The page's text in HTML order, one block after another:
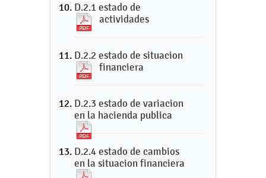
D.2.1 estado de
actividades
D.2.2 estado de situacion
financiera
D.2.3 estado de variacion
en la hacienda publica
D.2.4 estado de cambios
en la situacion financiera